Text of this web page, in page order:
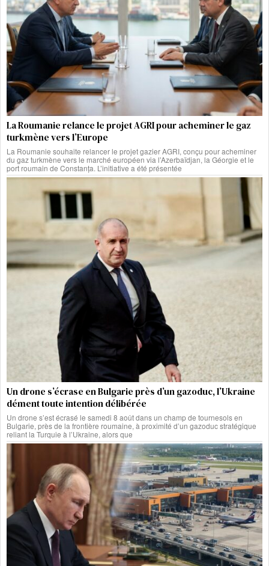
La Roumanie relance le projet AGRI pour acheminer le gaz
turkmène vers l’Europe
La Roumanie souhaite relancer le projet gazier AGRI, conçu pour acheminer
du gaz turkmène vers le marché européen via l’Azerbaïdjan, la Géorgie et le
port roumain de Constanța. L’initiative a été présentée
Un drone s’écrase en Bulgarie près d’un gazoduc, l’Ukraine
dément toute intention délibérée
Un drone s’est écrasé le samedi 8 août dans un champ de tournesols en
Bulgarie, près de la frontière roumaine, à proximité d’un gazoduc stratégique
reliant la Turquie à l’Ukraine, alors que